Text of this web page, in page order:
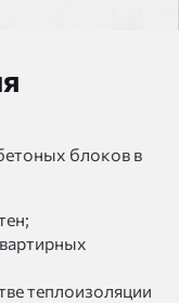
блоков в
теплоизоляции